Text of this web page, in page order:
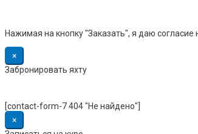
Нажимая на кнопку "Заказать", я даю
×
Забронировать яхту
[contact-form-7 404 "Не найдено"]
×